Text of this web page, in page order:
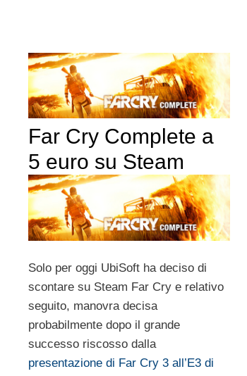
Far Cry Complete a
5 euro su Steam
Solo per oggi UbiSoft ha deciso di
scontare su Steam Far Cry e relativo
seguito, manovra decisa
probabilmente dopo il grande
successo riscosso dalla
presentazione di Far Cry 3 all’E3 di